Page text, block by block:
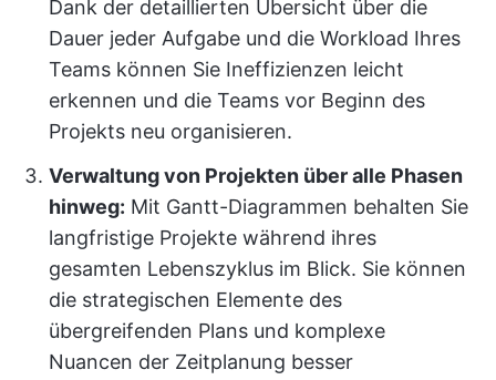
Dank der detaillierten Übersicht über die
Dauer jeder Aufgabe und die Workload Ihres
Teams können Sie Ineffizienzen leicht
erkennen und die Teams vor Beginn des
Projekts neu organisieren.
Verwaltung von Projekten über alle Phasen
hinweg: Mit Gantt-Diagrammen behalten Sie
langfristige Projekte während ihres
gesamten Lebenszyklus im Blick. Sie können
die strategischen Elemente des
übergreifenden Plans und komplexe
Nuancen der Zeitplanung besser